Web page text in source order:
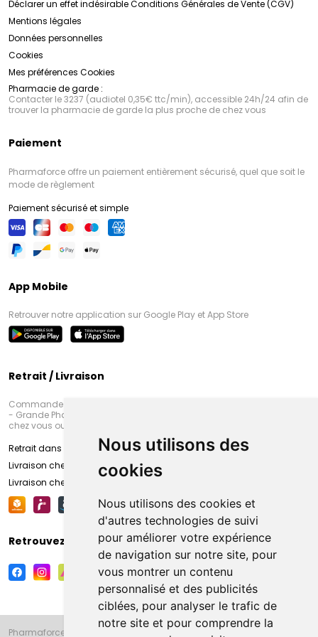
Nous utilisons des
cookies
Nous utilisons des cookies et
d'autres technologies de suivi
pour améliorer votre expérience
de navigation sur notre site, pour
vous montrer un contenu
personnalisé et des publicités
ciblées, pour analyser le trafic de
notre site et pour comprendre la
Déclarer un effet indésirableConditions Générales de Vente (CGV)
Mentions légales
Données personnelles
Cookies
Mes préférences Cookies
Pharmacie de garde :
Contacter le 3237 (audiotel 0,35€ ttc/min), accessible 24h/24 afin de
trouver la pharmacie de garde la plus proche de chez vous
Paiement
Pharmaforce offre un paiement entièrement sécurisé, quel que soit le
mode de règlement
Paiement sécurisé et simple
App Mobile
Retrouver notre application sur Google Play et App Store
Retrait / Livraison
Commandez en ligne et venez chercher votre commande à Amiens
- Grande Pharmacie d’Amiens (Fachon) ou recevez-là rapidement
chez vous ou en point retrait
Retrait dans la pharmacie d’Amiens
Livraison chez vous
Livraison chez votre commerçant
Retrouvez-nous sur vos réseaux sociaux
Pharmaforce.fr et la Grande Pharmacie d’Amiens vous souhaitent de